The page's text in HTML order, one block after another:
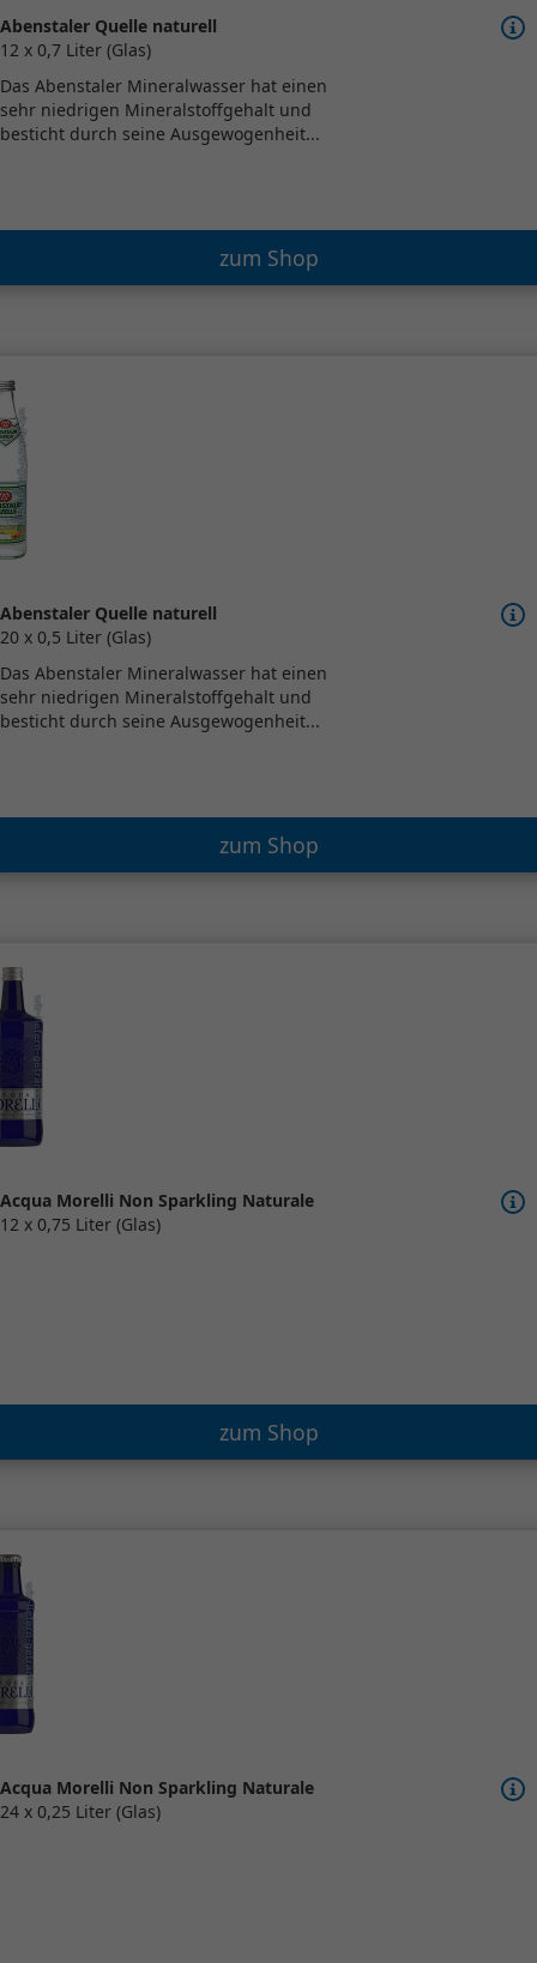
Abenstaler Quelle naturell
12 x 0,7 Liter (Glas)
Das Abenstaler Mineralwasser hat einen
sehr niedrigen Mineralstoffgehalt und
besticht durch seine Ausgewogenheit...
zum Shop
Abenstaler Quelle naturell
20 x 0,5 Liter (Glas)
Das Abenstaler Mineralwasser hat einen
sehr niedrigen Mineralstoffgehalt und
besticht durch seine Ausgewogenheit...
zum Shop
Acqua Morelli Non Sparkling Naturale
12 x 0,75 Liter (Glas)
zum Shop
Acqua Morelli Non Sparkling Naturale
24 x 0,25 Liter (Glas)